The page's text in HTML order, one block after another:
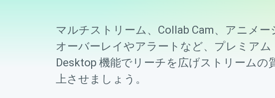
マルチストリーム、Collab Cam、アニメー
オーバーレイやアラートなど、プレミアム
Desktop 機能でリーチを広げストリームの
上させましょう。